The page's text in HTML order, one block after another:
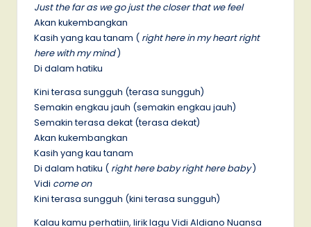
Just the far as we go just the closer that we feel
Akan kukembangkan
Kasih yang kau tanam ( right here in my heart right
here with my mind)
Di dalam hatiku
Kini terasa sungguh (terasa sungguh)
Semakin engkau jauh (semakin engkau jauh)
Semakin terasa dekat (terasa dekat)
Akan kukembangkan
Kasih yang kau tanam
Di dalam hatiku ( right here baby right here baby)
Vidi come on
Kini terasa sungguh (kini terasa sungguh)
Kalau kamu perhatiin, lirik lagu Vidi Aldiano Nuansa